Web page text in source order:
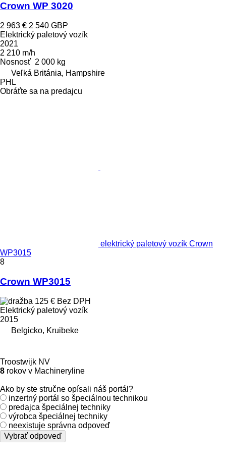
Crown WP 3020
2 963 € 2 540 GBP
Elektrický paletový vozík
2021
2 210 m/h
Nosnosť 2 000 kg
Veľká Británia, Hampshire
PHL
Obráťte sa na predajcu
elektrický paletový vozík Crown
WP3015
8
Crown WP3015
125 € Bez DPH
Elektrický paletový vozík
2015
Belgicko, Kruibeke
Troostwijk NV
8 rokov v Machineryline
Ako by ste stručne opísali náš portál?
inzertný portál so špeciálnou technikou
predajca špeciálnej techniky
výrobca špeciálnej techniky
neexistuje správna odpoveď
Vybrať odpoveď